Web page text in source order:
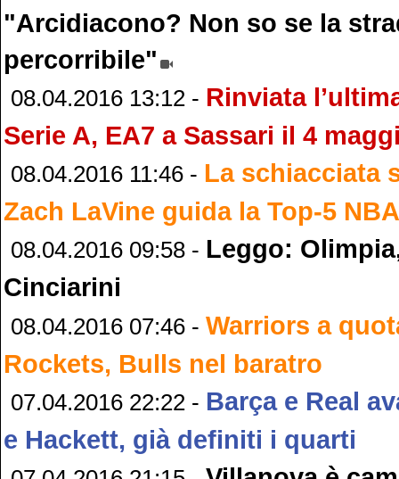
"Arcidiacono? Non so se la
percorribile"
08.04.2016 13:12 - Rinviata
Serie A, EA7 a Sassari il 4
08.04.2016 11:46 - La schiacciata
Zach LaVine guida la Top-5 NBA
08.04.2016 09:58 - Leggo:
Cinciarini
08.04.2016 07:46 - Warriors a
Rockets, Bulls nel baratro
07.04.2016 22:22 - Barça e Real
e Hackett, già definiti i quarti